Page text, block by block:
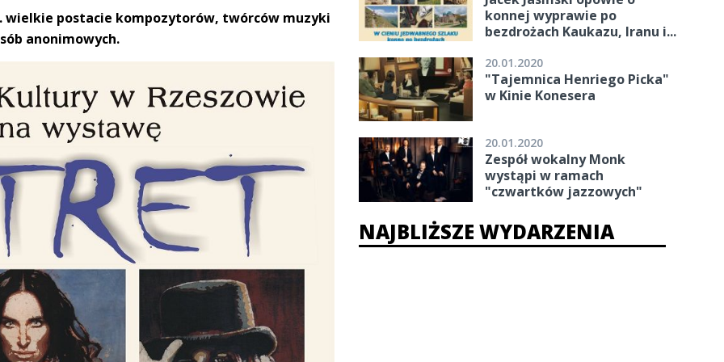
postacie kompozytorów, twórców muzyki
anonimowych.
konnej wyprawie po
bezdrożach Kaukazu, Iranu i...
20.01.2020
"Tajemnica Henriego Picka"
w Kinie Konesera
20.01.2020
Zespół wokalny Monk
wystąpi w ramach
"czwartków jazzowych"
NAJBLIŻSZE WYDARZENIA